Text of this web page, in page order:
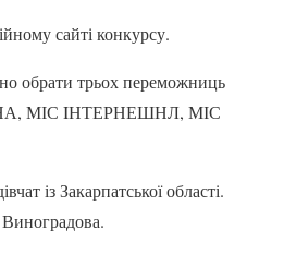
сайті конкурсу.
обрати трьох переможниць
МІС IНТЕРНЕШНЛ, МІС
із Закарпатської області.